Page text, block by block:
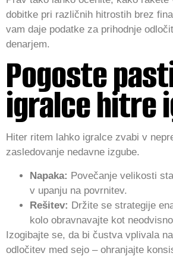
dobitke pri različnih hitrostih brez
vam daje podatke za prihodnje
denarjem.
Pogoste
igralce hitre
Hiter ritem lahko igralce zvabi v
zasledovanje nedavne izgube.
Napaka: Povečanje velikosti
v upanju na povrnitev.
Rešitev: Držite se strategije
kolo obravnavajte kot
Izogibajte se, da bi čustva vplivala
odločitev med sejo – ohranjajte